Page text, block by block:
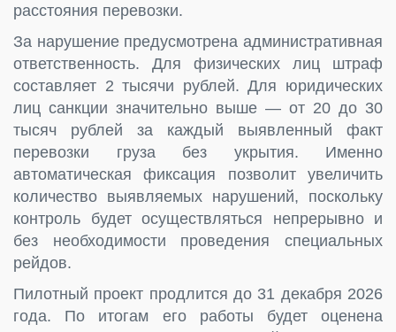
расстояния перевозки.
За нарушение предусмотрена административная
ответственность. Для физических лиц штраф
составляет 2 тысячи рублей. Для юридических
лиц санкции значительно выше — от 20 до 30
тысяч рублей за каждый выявленный факт
перевозки груза без укрытия. Именно
автоматическая фиксация позволит увеличить
количество выявляемых нарушений, поскольку
контроль будет осуществляться непрерывно и
без необходимости проведения специальных
рейдов.
Пилотный проект продлится до 31 декабря 2026
года. По итогам его работы будет оценена